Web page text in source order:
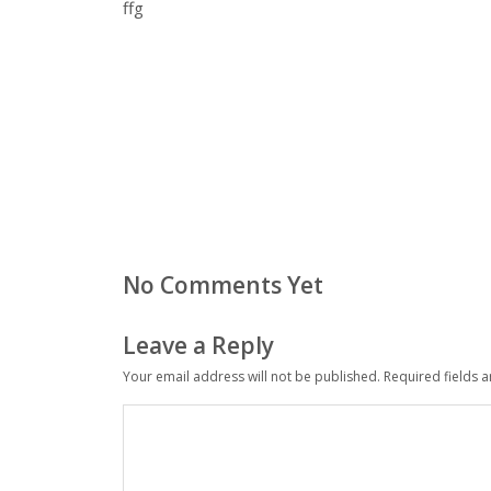
ffg
No Comments Yet
Leave a Reply
Your email address will not be published. Required fields